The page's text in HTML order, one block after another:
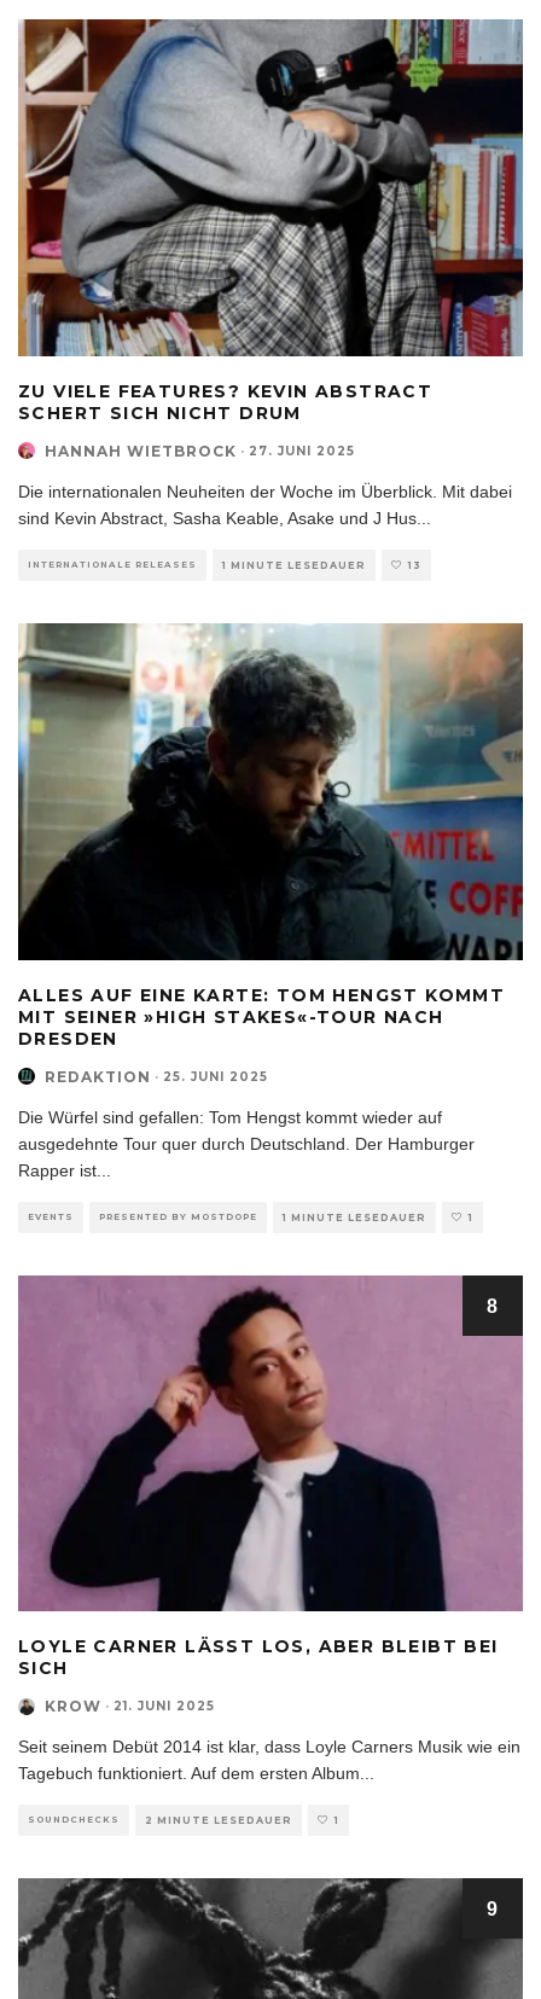
ZU VIELE FEATURES? KEVIN ABSTRACT
SCHERT SICH NICHT DRUM
HANNAH WIETBROCK · 27. JUNI 2025
Die internationalen Neuheiten der Woche im Überblick. Mit dabei
sind Kevin Abstract, Sasha Keable, Asake und J Hus
INTERNATIONALE RELEASES 1 MINUTE LESEDAUER 13
ALLES AUF EINE KARTE: TOM HENGST KOMMT
MIT SEINER »HIGH STAKES«-TOUR NACH
DRESDEN
REDAKTION · 25. JUNI 2025
Die Würfel sind gefallen: Tom Hengst kommt wieder auf
ausgedehnte Tour quer durch Deutschland. Der Hamburger
Rapper ist
EVENTS PRESENTED BY MOSTDOPE 1 MINUTE LESEDAUER 1
8
LOYLE CARNER LÄSST LOS, ABER BLEIBT BEI
SICH
KROW · 21. JUNI 2025
Seit seinem Debüt 2014 ist klar, dass Loyle Carners Musik wie ein
Tagebuch funktioniert. Auf dem ersten Album...
SOUNDCHECKS 2 MINUTE LESEDAUER 1
9